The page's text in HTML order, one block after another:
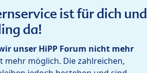
ist für dich und
da!
unser HiPP Forum nicht mehr
möglich. Die zahlreichen,